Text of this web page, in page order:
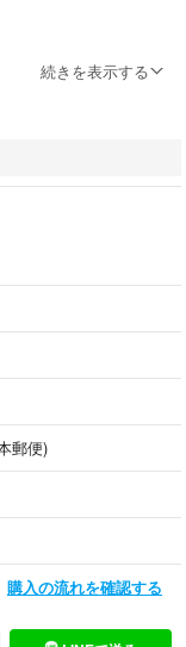
スレ等は少々ございま
たが素人保管であるこ
合は少々お値下げも可
続きを表示する
郵便)
購入の流れを確認する